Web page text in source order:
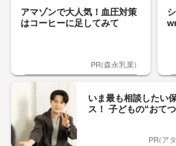
アマゾンで大人気！血圧対策
はコーヒーに足してみて
PR(森永乳業)
いま最も相談したい
ス！ 子どもの“おて
PR(ア